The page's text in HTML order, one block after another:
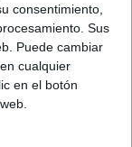
consentimiento,
Sus
Puede cambiar
cualquier
en el botón